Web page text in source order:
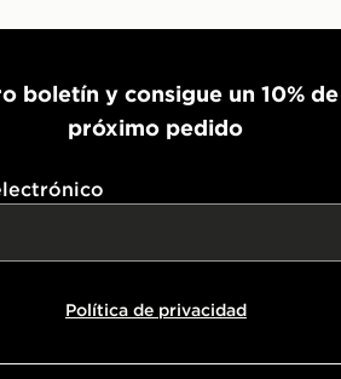
boletín y consigue un 10%
próximo pedido
Política de privacidad